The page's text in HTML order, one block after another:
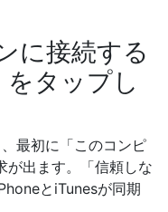
に接続する
をタップし
最初に「このコンピ
が出ます。「信頼しな
とiTunesが同期